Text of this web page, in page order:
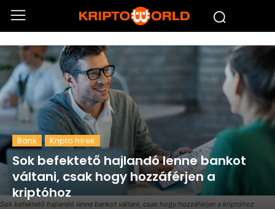
Sok befektető hajlandó lenne bankot váltani, csak hogy hozzáférjen a kriptóhoz
Bank Kripto hírek
Sok befektető hajlandó lenne bankot
váltani, csak hogy hozzáférjen a
kriptóhoz